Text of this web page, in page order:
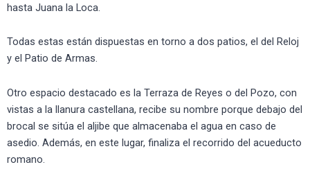
hasta Juana la Loca.
Todas estas están dispuestas en torno a dos patios, el del Reloj
y el Patio de Armas.
Otro espacio destacado es la Terraza de Reyes o del Pozo, con
vistas a la llanura castellana, recibe su nombre porque debajo del
brocal se sitúa el aljibe que almacenaba el agua en caso de
asedio. Además, en este lugar, finaliza el recorrido del acueducto
romano.